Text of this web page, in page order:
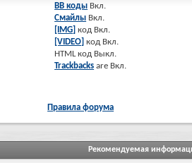
BB коды Вкл.
Смайлы Вкл.
[IMG] код Вкл.
[VIDEO] код Вкл.
HTML код Выкл.
Trackbacks are Вкл.
Правила форума
Рекомендуемая